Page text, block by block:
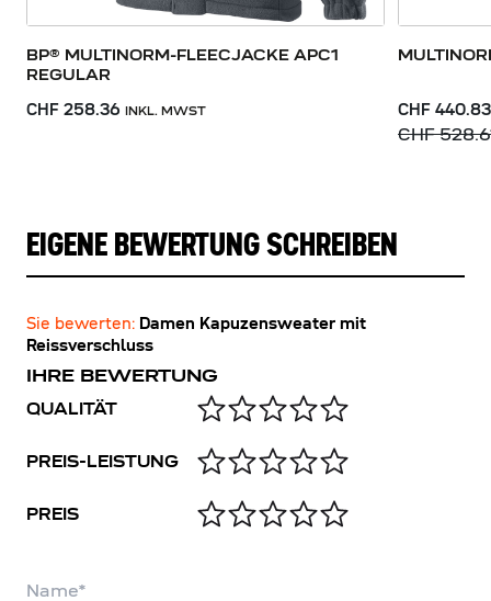
BP® MULTINORM-FLEECJACKE APC1
REGULAR
CHF 258.36 INKL. MWST CHF 440.83
CHF
EIGENE BEWERTUNG SCHREIBEN
Sie bewerten: Damen Kapuzensweater mit
Reissverschluss
IHRE BEWERTUNG
QUALITÄT
PREIS-LEISTUNG
PREIS